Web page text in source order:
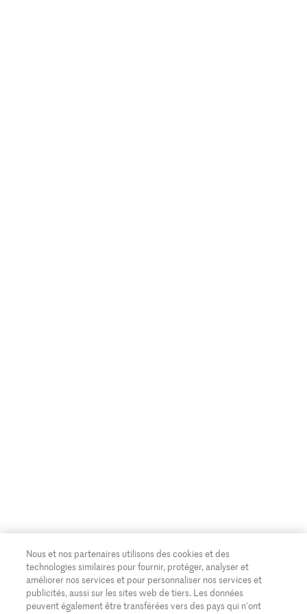
Nous et nos partenaires utilisons des cookies et des
technologies similaires pour fournir, protéger, analyser et
améliorer nos services et pour personnaliser nos services et
publicités, aussi sur les sites web de tiers. Les données
peuvent également être transférées vers des pays qui n'ont